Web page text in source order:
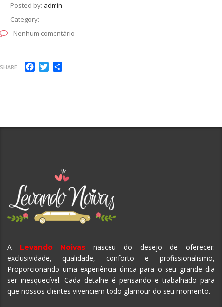
Posted by: admin
Category:
Nenhum comentário
SHARE Facebook
Twitter
A Levando Noivas
nasceu do desejo de oferecer:
exclusividade, qualidade, conforto e profissionalismo,
Proporcionando uma experiência única para o seu grande dia
ser inesquecível.Cada detalhe é pensando e trabalhado para
que nossos clientes vivenciem todo glamour do seu momento.